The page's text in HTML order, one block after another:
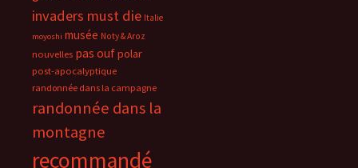
invaders must die Italie
moyoshi musée Noty & Aroz
nouvelles pas oufpolar
post-apocalyptique
randonnée dans la campagne
randonnée dans la
montagne
recommandé